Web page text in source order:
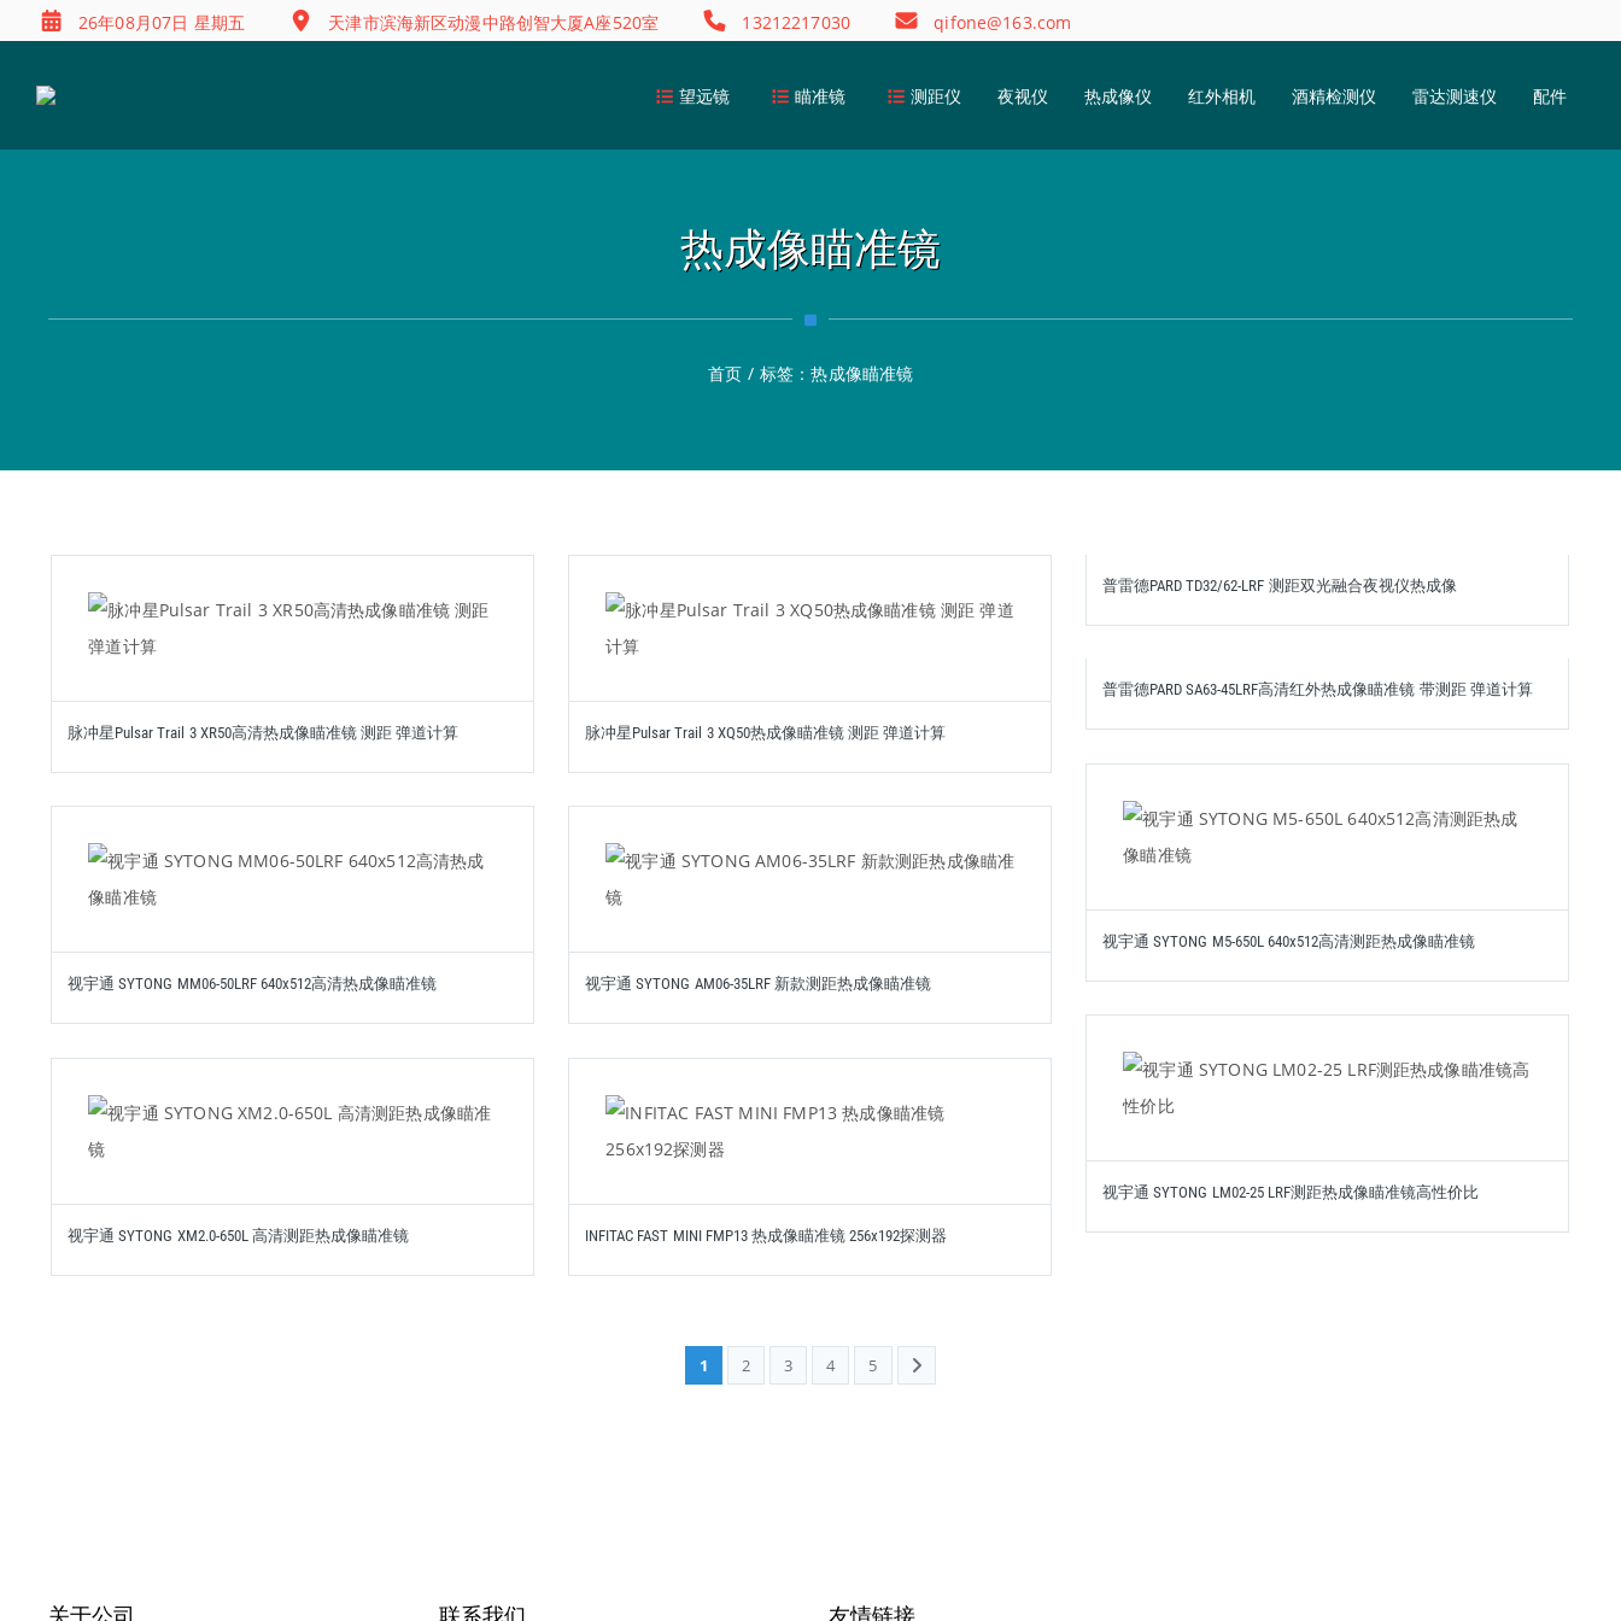
26年08月07日 星期五 天津市滨海新区动漫中路创智大厦A座520室 13212217030 qifone@163.com
望远镜 瞄准镜 测距仪 夜视仪 热成像仪 红外相机 酒精检测仪 雷达测速仪 配件
热成像瞄准镜
首页 / 标签：热成像瞄准镜
脉冲星Pulsar Trail 3 XR50高清热成像瞄准镜 测距 弹道计算 脉冲星Pulsar Trail 3 XQ50热成像瞄准镜 测距 弹道计算
普雷德PARD TD32/62-LRF 测距双光融合夜视仪热成像
普雷德PARD SA63-45LRF高清红外热成像瞄准镜 带测距 弹道计算
视宇通 SYTONG M5-650L 640x512高清测距热成像瞄准镜
视宇通 SYTONG MM06-50LRF 640x512高清热成像瞄准镜 视宇通 SYTONG AM06-35LRF 新款测距热成像瞄准镜
视宇通 SYTONG LM02-25 LRF测距热成像瞄准镜高性价比
视宇通 SYTONG XM2.0-650L 高清测距热成像瞄准镜 INFITAC FAST MINI FMP13 热成像瞄准镜 256x192探测器
1 2 3 4 5
关于公司 联系我们 友情链接